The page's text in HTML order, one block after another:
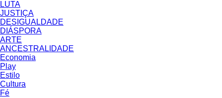
LUTA
JUSTIÇA
DESIGUALDADE
DIÁSPORA
ARTE
ANCESTRALIDADE
Economia
Play
Estilo
Cultura
Fé